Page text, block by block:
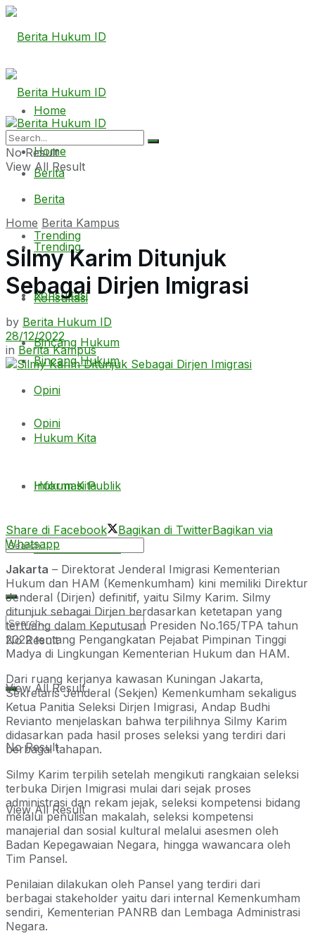
Home
Berita
Trending
Konsultasi
Bincang Hukum
Opini
Hukum Kita
Informasi Publik
No Result
View All Result
Home
Berita
Trending
Konsultasi
Bincang Hukum
Opini
Hukum Kita
Informasi Publik
No Result
View All Result
No Result
View All Result
Home Berita Kampus
Silmy Karim Ditunjuk
Sebagai Dirjen Imigrasi
by Berita Hukum ID
28/12/2022
in Berita Kampus
Share di Facebook Bagikan di TwitterBagikan via
Whatsapp
Jakarta – Direktorat Jenderal Imigrasi Kementerian
Hukum dan HAM (Kemenkumham) kini memiliki Direktur
Jenderal (Dirjen) definitif, yaitu Silmy Karim. Silmy
ditunjuk sebagai Dirjen berdasarkan ketetapan yang
tertuang dalam Keputusan Presiden No.165/TPA tahun
2022 tentang Pengangkatan Pejabat Pimpinan Tinggi
Madya di Lingkungan Kementerian Hukum dan HAM.
Dari ruang kerjanya kawasan Kuningan Jakarta,
Sekretaris Jenderal (Sekjen) Kemenkumham sekaligus
Ketua Panitia Seleksi Dirjen Imigrasi, Andap Budhi
Revianto menjelaskan bahwa terpilihnya Silmy Karim
didasarkan pada hasil proses seleksi yang terdiri dari
berbagai tahapan.
Silmy Karim terpilih setelah mengikuti rangkaian seleksi
terbuka Dirjen Imigrasi mulai dari sejak proses
administrasi dan rekam jejak, seleksi kompetensi bidang
melalui penulisan makalah, seleksi kompetensi
manajerial dan sosial kultural melalui asesmen oleh
Badan Kepegawaian Negara, hingga wawancara oleh
Tim Pansel.
Penilaian dilakukan oleh Pansel yang terdiri dari
berbagai stakeholder yaitu dari internal Kemenkumham
sendiri, Kementerian PANRB dan Lembaga Administrasi
Negara.